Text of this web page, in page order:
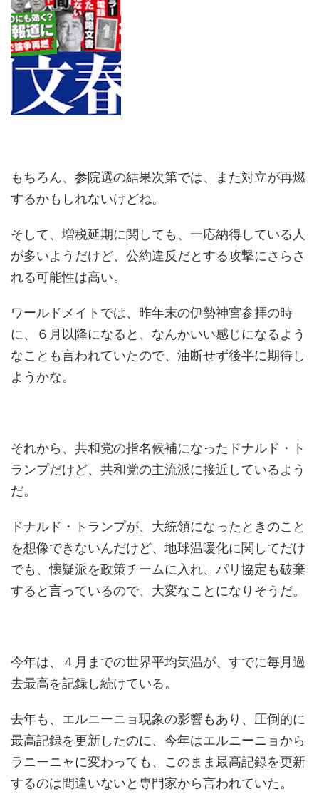
もちろん、参院選の結果次第では、また対立が再燃
するかもしれないけどね。
そして、増税延期に関しても、一応納得している人
が多いようだけど、公約違反だとする攻撃にさらさ
れる可能性は高い。
ワールドメイトでは、昨年末の伊勢神宮参拝の時
に、６月以降になると、なんかいい感じになるよう
なことも言われていたので、油断せず後半に期待し
ようかな。
それから、共和党の指名候補になったドナルド・ト
ランプだけど、共和党の主流派に接近しているよう
だ。
ドナルド・トランプが、大統領になったときのこと
を想像できないんだけど、地球温暖化に関してだけ
でも、懐疑派を政策チームに入れ、パリ協定も破棄
すると言っているので、大変なことになりそうだ。
今年は、４月までの世界平均気温が、すでに毎月過
去最高を記録し続けている。
去年も、エルニーニョ現象の影響もあり、圧倒的に
最高記録を更新したのに、今年はエルニーニョから
ラニーニャに変わっても、このまま最高記録を更新
するのは間違いないと専門家から言われていた。